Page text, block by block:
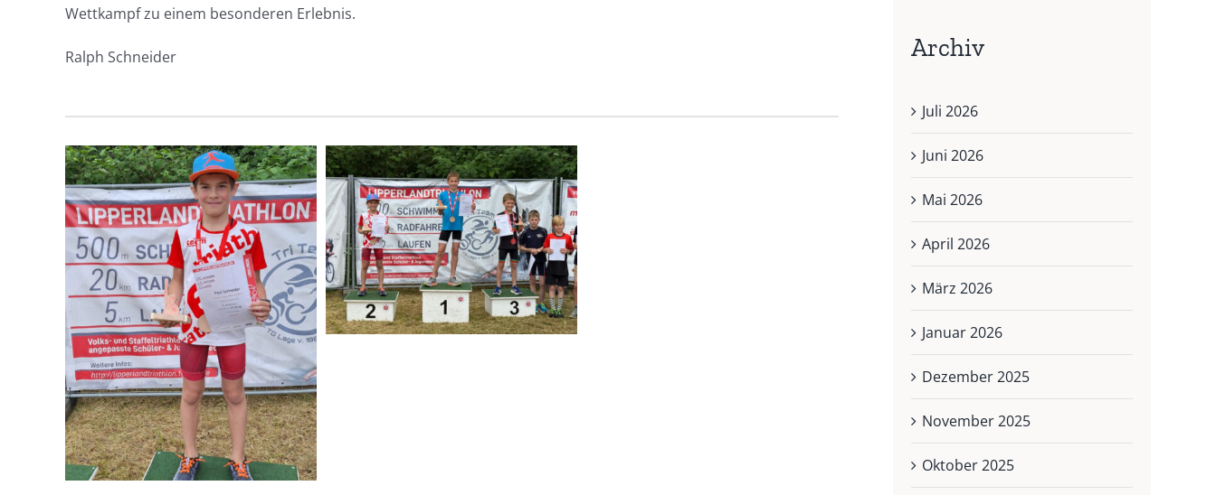
Wettkampf zu einem besonderen Erlebnis.
Ralph Schneider Archiv
Juli 2026
Juni 2026
Mai 2026
April 2026
März 2026
Januar 2026
Dezember 2025
November 2025
Oktober 2025